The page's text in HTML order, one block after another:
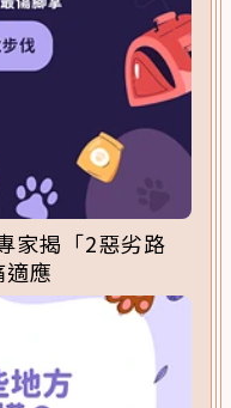
家揭「2惡劣路
應